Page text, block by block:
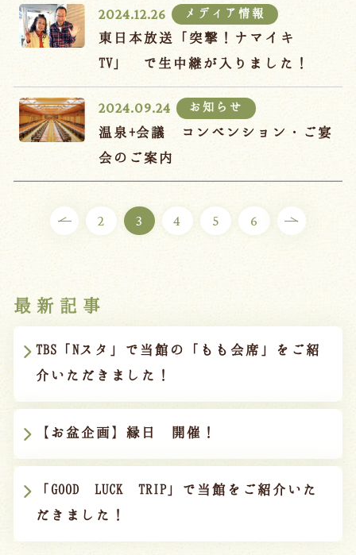
2024.12.26 メディア情報
東日本放送「突撃！ナマイキ
TV」 で生中継が入りました！
2024.09.24 お知らせ
温泉+会議 コンベンション・ご宴
会のご案内
2 3 4 5 6
最新記事
TBS「Nスタ」で当館の「もも会席」をご紹
介いただきました！
【お盆企画】縁日 開催！
「GOOD LUCK TRIP」で当館をご紹介いた
だきました！